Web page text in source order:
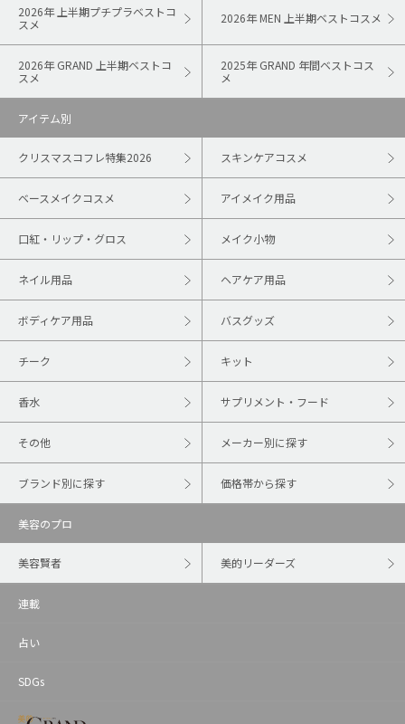
2026年 上半期プチプラベストコ
スメ
2026年 MEN 上半期ベストコスメ
2026年 GRAND 上半期ベストコ
スメ
2025年 GRAND 年間ベストコス
メ
アイテム別
クリスマスコフレ特集2026 スキンケアコスメ
ベースメイクコスメ アイメイク用品
口紅・リップ・グロス メイク小物
ネイル用品 ヘアケア用品
ボディケア用品 バスグッズ
チーク キット
香水 サプリメント・フード
その他 メーカー別に探す
ブランド別に探す 価格帯から探す
美容のプロ
美容賢者 美的リーダーズ
連載
占い
SDGs